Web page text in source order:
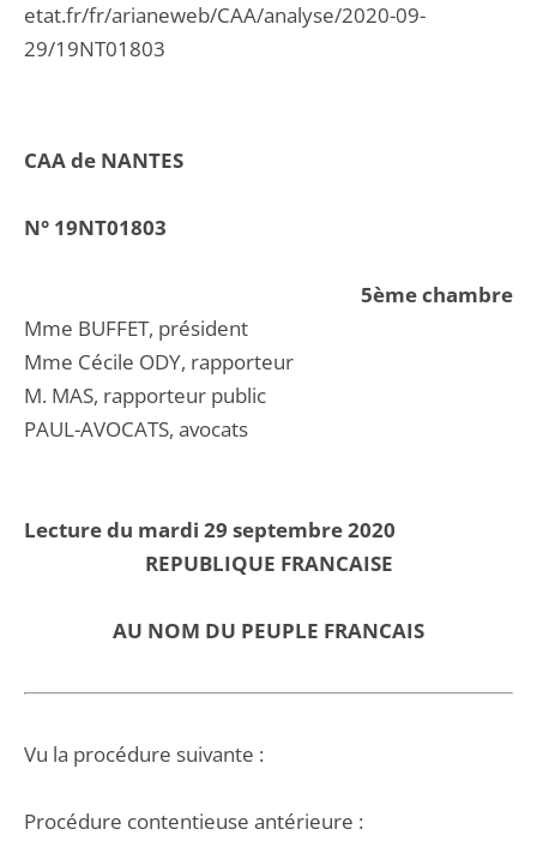
CAA de NANTES
N° 19NT01803
5ème chambre
Mme BUFFET, président
Mme Cécile ODY, rapporteur
M. MAS, rapporteur public
PAUL-AVOCATS, avocats
Lecture du mardi 29 septembre 2020
REPUBLIQUE FRANCAISE
AU NOM DU PEUPLE FRANCAIS
Vu la procédure suivante :
Procédure contentieuse antérieure :
etat.fr/fr/arianeweb/CAA/analyse/2020-09-
29/19NT01803